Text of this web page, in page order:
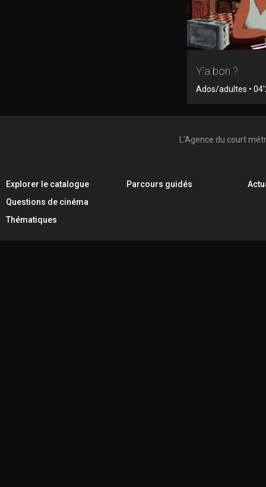
Y'a bon ?
Ados/adultes •
L'Agence du court
Explorer le catalogue
Questions de cinéma
Thématiques
Parcours guidés